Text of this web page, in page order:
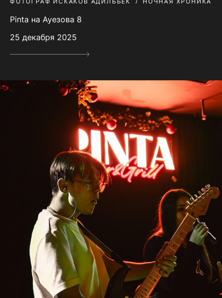
Pinta на Ауезова 8
25 декабря 2025